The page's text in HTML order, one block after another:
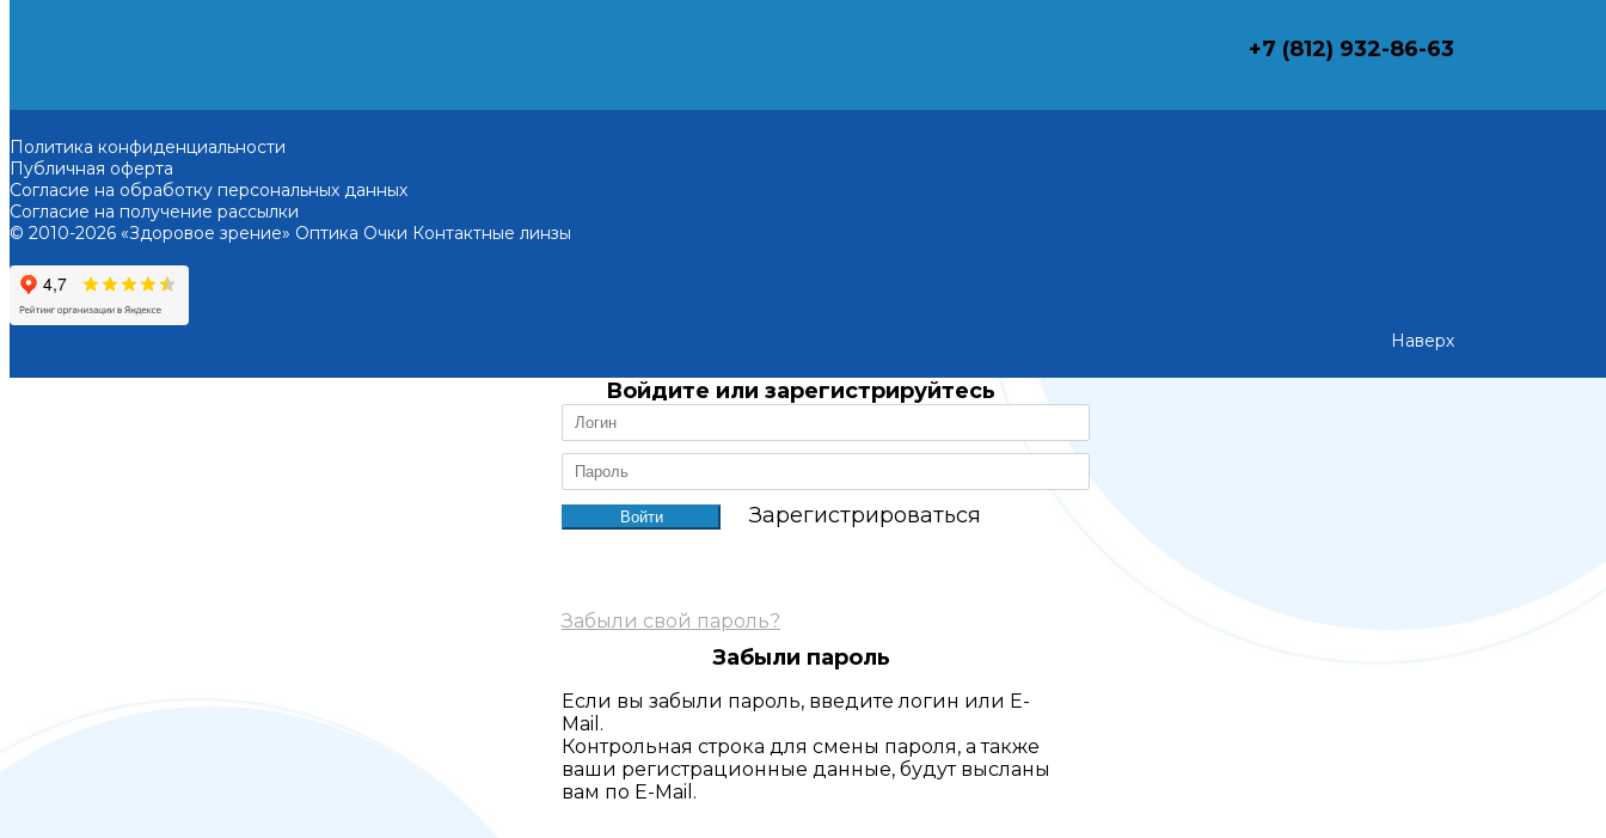
+7 (812) 932-86-63
Политика конфиденциальности
Публичная оферта
Согласие на обработку персональных данных
Согласие на получение рассылки
© 2010-2026 «Здоровое зрение» Оптика Очки Контактные линзы
Наверх
Войдите или зарегистрируйтесь
Зарегистрироваться
Забыли свой пароль?
Забыли пароль
Если вы забыли пароль, введите логин или E-
Mail.
Контрольная строка для смены пароля, а также
ваши регистрационные данные, будут высланы
вам по E-Mail.